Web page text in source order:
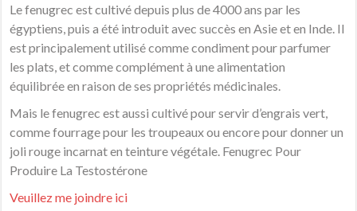
Le fenugrec est cultivé depuis plus de 4000 ans par les
égyptiens, puis a été introduit avec succès en Asie et en Inde. Il
est principalement utilisé comme condiment pour parfumer
les plats, et comme complément à une alimentation
équilibrée en raison de ses propriétés médicinales.
Mais le fenugrec est aussi cultivé pour servir d’engrais vert,
comme fourrage pour les troupeaux ou encore pour donner un
joli rouge incarnat en teinture végétale. Fenugrec Pour
Produire La Testostérone
Veuillez me joindre ici